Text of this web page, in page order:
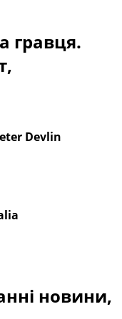
таблиці
гравця.
Devlin
новини,